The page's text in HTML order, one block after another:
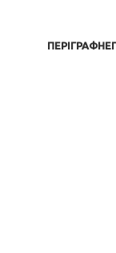
ΠΕΡΙΓΡΑΦΉ